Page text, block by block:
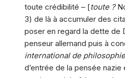
toute crédibilité – [toute ?
3) de là à accumuler des
poser en regard la dette de
penseur allemand puis à
international de philosophie
d’entrée de la pensée nazie